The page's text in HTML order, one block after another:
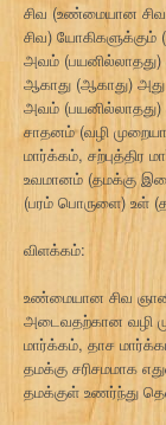
சிவ (உண்மையான
சிவ) யோகிகளுக்கும்
அவம்
ஆகாது (ஆகாது)
அவம்
சாதனம் (வழி
மார்க்கம், சற்புத்திர
உவமானம் (தமக்கு
(பரம் பொருளை) உள்
விளக்கம்:
உண்மையான சிவ
அடைவதற்கான வழி
மார்க்கம், தாச
தமக்கு சரிசமமாக
தமக்குள் உணர்ந்து